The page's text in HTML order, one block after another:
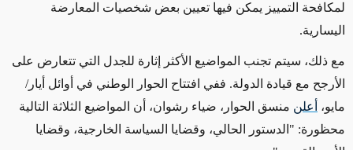
لمكافحة التمييز يمكن فيها تعيين بعض شخصيات المعارضة
اليسارية.
مع ذلك، سيتم تجنب المواضيع الأكثر إثارة للجدل التي تتعارض على
الأرجح مع قيادة الدولة. ففي افتتاح الحوار الوطني في أوائل أيار/
مايو،
أعلن منسق الحوار، ضياء رشوان، أن المواضيع الثلاثة التالية
محظورة: "الدستور الحالي، وقضايا السياسة الخارجية، وقضايا